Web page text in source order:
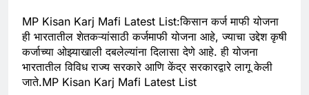
MP Kisan Karj Mafi Latest List:किसान कर्ज माफी योजना
ही भारतातील शेतकऱ्यांसाठी कर्जमाफी योजना आहे, ज्याचा उद्देश कृषी
कर्जाच्या ओझ्याखाली दबलेल्यांना दिलासा देणे आहे. ही योजना
भारतातील विविध राज्य सरकारे आणि केंद्र सरकारद्वारे लागू केली
जाते.MP Kisan Karj Mafi Latest List